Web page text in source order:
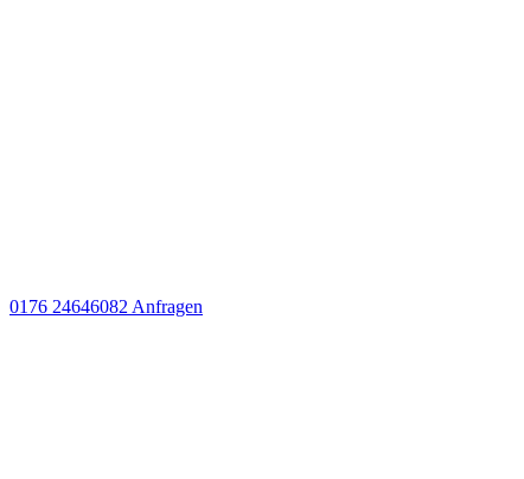
0176 24646082 Anfragen